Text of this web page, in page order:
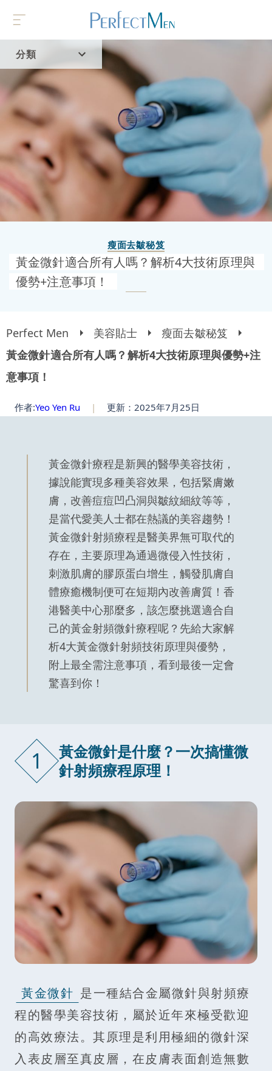
分類
首頁
流行趨勢
瘦面去皺秘笈
黃金微針適合所有人嗎？解析4大技術原理與
優勢+注意事項！
Perfect Men 美容貼士
瘦面去皺秘笈
黃金微針適合所有人嗎？解析4大技術原理與優勢+注
意事項！
作者:Yeo Yen Ru | 更新：2025年7月25日
黃金微針療程是新興的醫學美容技術，
據說能實現多種美容效果，包括緊膚嫩
膚，改善痘痘凹凸洞與皺紋細紋等等，
是當代愛美人士都在熱議的美容趨勢！
黃金微針射頻療程是醫美界無可取代的
存在，主要原理為通過微侵入性技術，
刺激肌膚的膠原蛋白增生，觸發肌膚自
體療癒機制便可在短期內改善膚質！香
港醫美中心那麼多，該怎麼挑選適合自
己的黃金射頻微針療程呢？先給大家解
析4大黃金微針射頻技術原理與優勢，
附上最全需注意事項，看到最後一定會
驚喜到你！
1
黃金微針是什麼？一次搞懂微
針射頻療程原理！
黃金微針 是一種結合金屬微針與射頻療
程的醫學美容技術，屬於近年來極受歡迎
的高效療法。其原理是利用極細的微針深
入表皮層至真皮層，在皮膚表面創造無數